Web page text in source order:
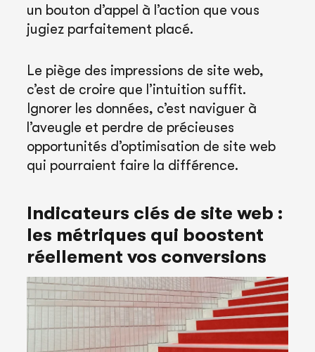
un bouton d’appel à l’action que vous
jugiez parfaitement placé.
Le piège des impressions de site web,
c’est de croire que l’intuition suffit.
Ignorer les données, c’est naviguer à
l’aveugle et perdre de précieuses
opportunités d’optimisation de site web
qui pourraient faire la différence.
Indicateurs clés de site web :
les métriques qui boostent
réellement vos conversions